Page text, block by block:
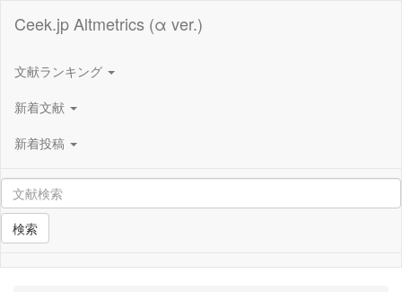
Ceek.jp Altmetrics (α ver.)
文献ランキング
新着文献
新着投稿
検索